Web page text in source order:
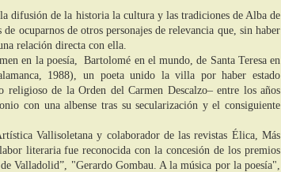
difusión de la historia la cultura y las tradiciones de Alba de
ocuparnos de otros personajes de relevancia que, sin haber
relación directa con ella.
en la poesía, Bartolomé en el mundo, de Santa Teresa en
1988), un poeta unido la villa por haber estado
religioso de la Orden del Carmen Descalzo– entre los años
con una albense tras su secularización y el consiguiente
Vallisoletana y colaborador de las revistas Élica, Más
literaria fue reconocida con la concesión de los premios
Valladolid”, "Gerardo Gombau. A la música por la poesía",